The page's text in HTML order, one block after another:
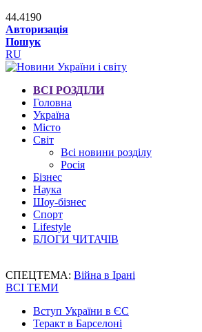
44.4190
Авторизація
Пошук
RU
ВСІ РОЗДІЛИ
Головна
Україна
Місто
Світ
Всі новини розділу
Росія
Бізнес
Наука
Шоу-бізнес
Спорт
Lifestyle
БЛОГИ ЧИТАЧІВ
СПЕЦТЕМА: Війна в Ірані
ВСІ ТЕМИ
Вступ України в ЄС
Теракт в Барселоні